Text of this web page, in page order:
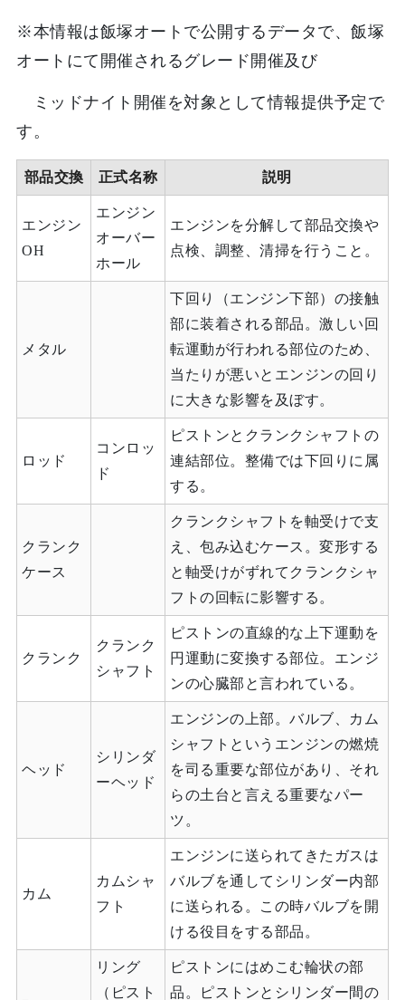
※本情報は飯塚オートで公開するデータで、飯塚
オートにて開催されるグレード開催及び
ミッドナイト開催を対象として情報提供予定で
す。
部品交換 正式名称 説明
エンジン
OH
エンジン
オーバー
ホール
エンジンを分解して部品交換や
点検、調整、清掃を行うこと。
メタル
下回り（エンジン下部）の接触
部に装着される部品。激しい回
転運動が行われる部位のため、
当たりが悪いとエンジンの回り
に大きな影響を及ぼす。
ロッド
コンロッ
ド
ピストンとクランクシャフトの
連結部位。整備では下回りに属
する。
クランク
ケース
クランクシャフトを軸受けで支
え、包み込むケース。変形する
と軸受けがずれてクランクシャ
フトの回転に影響する。
クランク
クランク
シャフト
ピストンの直線的な上下運動を
円運動に変換する部位。エンジ
ンの心臓部と言われている。
ヘッド
シリンダ
ーヘッド
エンジンの上部。バルブ、カム
シャフトというエンジンの燃焼
を司る重要な部位があり、それ
らの土台と言える重要なパー
ツ。
カム
カムシャ
フト
エンジンに送られてきたガスは
バルブを通してシリンダー内部
に送られる。この時バルブを開
ける役目をする部品。
リング
（ピスト
ピストンにはめこむ輪状の部
品。ピストンとシリンダー間の